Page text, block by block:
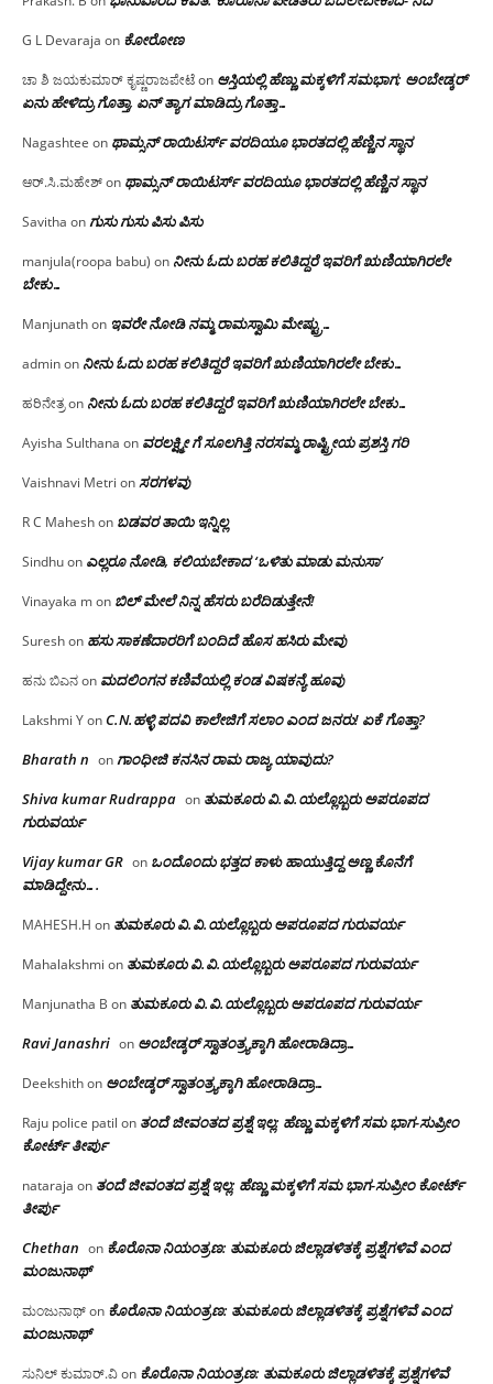
G L Devaraja on ಕೋರೋಣ
ಚಾ ಶಿ ಜಯಕುಮಾರ್ ಕೃಷ್ಣರಾಜಪೇಟೆon ಆಸ್ತಿಯಲ್ಲಿ ಹೆಣ್ಣು ಮಕ್ಕಳಿಗೆ ಸಮಭಾಗ; ಅಂಬೇಡ್ಕರ್
ಏನು ಹೇಳಿದ್ರು ಗೊತ್ತಾ, ಏನ್ ತ್ಯಾಗ ಮಾಡಿದ್ರು ಗೊತ್ತಾ…
Nagashtee on ಥಾಮ್ಸನ್ ರಾಯಿಟರ್ಸ್ ವರದಿಯೂ ಭಾರತದಲ್ಲಿ ಹೆಣ್ಣಿನ ಸ್ಥಾನ‌
ಆರ್.ಸಿ.ಮಹೇಶ್on ಥಾಮ್ಸನ್ ರಾಯಿಟರ್ಸ್ ವರದಿಯೂ ಭಾರತದಲ್ಲಿ ಹೆಣ್ಣಿನ ಸ್ಥಾನ‌
Savitha onಗುಸು ಗುಸು ಪಿಸು ಪಿಸು
manjula(roopa babu) on ನೀನು ಓದು ಬರಹ ಕಲಿತಿದ್ದರೆ ಇವರಿಗೆ ಋಣಿಯಾಗಿರಲೇ
ಬೇಕು…
Manjunathon ಇವರೇ‌ ನೋಡಿ‌ ನಮ್ಮ‌ ರಾಮಸ್ವಾಮಿ ಮೇಷ್ಟ್ರು…
adminon ನೀನು ಓದು ಬರಹ ಕಲಿತಿದ್ದರೆ ಇವರಿಗೆ ಋಣಿಯಾಗಿರಲೇ ಬೇಕು…
ಹರಿನೇತ್ರon ನೀನು ಓದು ಬರಹ ಕಲಿತಿದ್ದರೆ ಇವರಿಗೆ ಋಣಿಯಾಗಿರಲೇ ಬೇಕು…
Ayisha Sulthana on ವರಲಕ್ಷ್ಮೀ ಗೆ ಸೂಲಗಿತ್ತಿ ನರಸಮ್ಮ‌ ರಾಷ್ಟ್ರೀಯ ಪ್ರಶಸ್ತಿ ಗರಿ
Vaishnavi Metri onಸರಗಳವು
R C Maheshon ಬಡವರ ತಾಯಿ ಇನ್ನಿಲ್ಲ
Sindhuon ಎಲ್ಲರೂ ನೋಡಿ, ಕಲಿಯಬೇಕಾದ ‘ಒಳಿತು ಮಾಡು ಮನುಸಾ’
Vinayaka mon ಬಿಲ್ ಮೇಲೆ ನಿನ್ನ ಹೆಸರು ಬರೆದಿಡುತ್ತೇನೆ!
Sureshon ಹಸು ಸಾಕಣೆದಾರರಿಗೆ ಬಂದಿದೆ ಹೊಸ ಹಸಿರು ಮೇವು
ಹನು ಬಿಎನon ಮದಲಿಂಗನ ಕಣಿವೆಯಲ್ಲಿ ಕಂಡ ವಿಷಕನ್ಯೆ ಹೂವು
Lakshmi YonC.N.ಹಳ್ಳಿ ಪದವಿ ಕಾಲೇಜಿಗೆ ಸಲಾಂ‌ ಎಂದ ಜನರು! ಏಕೆ ಗೊತ್ತಾ?
Bharath n onಗಾಂಧೀಜಿ ಕನಸಿನ ರಾಮ ರಾಜ್ಯ ಯಾವುದು?
Shiva kumar Rudrappa on ತುಮಕೂರು‌ ವಿ.ವಿ.ಯಲ್ಲೊಬ್ಬರು ಅಪರೂಪದ
ಗುರುವರ್ಯ
Vijay kumar GR on ಒಂದೊಂದು ಭತ್ತದ ಕಾಳು ಹಾಯುತ್ತಿದ್ದ ಅಣ್ಣ ಕೊನೆಗೆ
ಮಾಡಿದ್ದೇನು….
MAHESH.H on ತುಮಕೂರು‌ ವಿ.ವಿ.ಯಲ್ಲೊಬ್ಬರು ಅಪರೂಪದ ಗುರುವರ್ಯ
Mahalakshmi on ತುಮಕೂರು‌ ವಿ.ವಿ.ಯಲ್ಲೊಬ್ಬರು ಅಪರೂಪದ ಗುರುವರ್ಯ
Manjunatha B on ತುಮಕೂರು‌ ವಿ.ವಿ.ಯಲ್ಲೊಬ್ಬರು ಅಪರೂಪದ ಗುರುವರ್ಯ
Ravi Janashri on ಅಂಬೇಡ್ಕರ್ ಸ್ವಾತಂತ್ರ್ಯಕ್ಕಾಗಿ ಹೋರಾಡಿದ್ರಾ…
Deekshithon ಅಂಬೇಡ್ಕರ್ ಸ್ವಾತಂತ್ರ್ಯಕ್ಕಾಗಿ ಹೋರಾಡಿದ್ರಾ…
Raju police patil on ತಂದೆ ಜೀವಂತದ ಪ್ರಶ್ನೆ ಇಲ್ಲ: ಹೆಣ್ಣು ಮಕ್ಕಳಿಗೆ ಸಮ ಭಾಗ-ಸುಪ್ರೀಂ
ಕೋರ್ಟ್ ತೀರ್ಪು
nataraja on ತಂದೆ ಜೀವಂತದ ಪ್ರಶ್ನೆ ಇಲ್ಲ: ಹೆಣ್ಣು ಮಕ್ಕಳಿಗೆ ಸಮ ಭಾಗ-ಸುಪ್ರೀಂ ಕೋರ್ಟ್
ತೀರ್ಪು
Chethan on ಕೊರೊನಾ ನಿಯಂತ್ರಣ: ತುಮಕೂರು ಜಿಲ್ಲಾಡಳಿತಕ್ಕೆ ಪ್ರಶ್ನೆಗಳಿವೆ ಎಂದ
ಮಂಜು‌ನಾಥ್
ಮಂಜುನಾಥ್on ಕೊರೊನಾ ನಿಯಂತ್ರಣ: ತುಮಕೂರು ಜಿಲ್ಲಾಡಳಿತಕ್ಕೆ ಪ್ರಶ್ನೆಗಳಿವೆ ಎಂದ
ಮಂಜು‌ನಾಥ್
ಸುನಿಲ್ ಕುಮಾರ್.ವಿon ಕೊರೊನಾ ನಿಯಂತ್ರಣ: ತುಮಕೂರು ಜಿಲ್ಲಾಡಳಿತಕ್ಕೆ ಪ್ರಶ್ನೆಗಳಿವೆ